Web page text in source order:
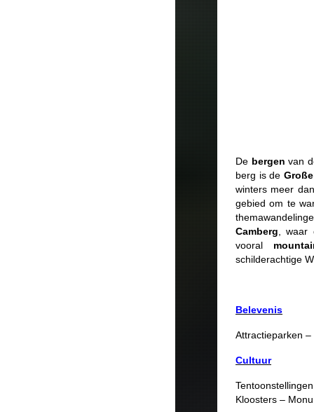
De bergen van
berg is de
winters meer
gebied om te
Camberg ,
vooral
schilderachtige
Belevenis
Attractieparken
Cultuur
Kloosters –